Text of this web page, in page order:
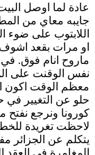
عادة لما اوصل
جايبه معاي من
اللابتوب على ضوء
او مرات بقعد
ماروح انام فوق.
نفس الوقنت على
معظم الوقت اكون
حلو عن التغيير في
كورونا ونرجع نفتح
لاحظت تغريدة
يتكلم عن الجزائر
المغامرة في العقد